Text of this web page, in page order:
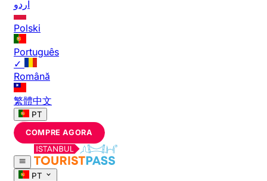
اردو
Polski
Português
✓
Română
繁體中文
PT
COMPRE AGORA
PT